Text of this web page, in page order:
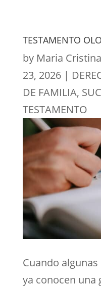
TESTAMENTO
by Maria
23, 2026|
DE FAMILIA,
TESTAMENTO
Cuando
ya conocen